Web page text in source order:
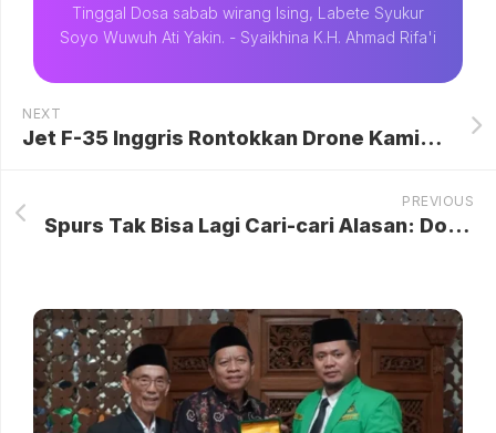
Tinggal Dosa sabab wirang Ising, Labete Syukur
Soyo Wuwuh Ati Yakin. - Syaikhina K.H. Ahmad Rifa'i
NEXT
Jet F-35 Inggris Rontokkan Drone Kamikaze Iran Tapi Biayanya Mahal
PREVIOUS
Spurs Tak Bisa Lagi Cari-cari Alasan: Dominasi Solanke dan Perjuangan Keluar dari Jurang Degradasi